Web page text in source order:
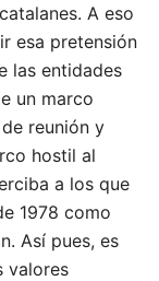
A eso
esa pretensión
las entidades
un marco
reunión y
hostil al
a los que
1978 como
Así pues, es
valores